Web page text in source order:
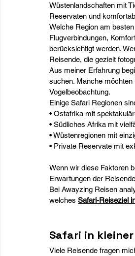
Wüstenlandschaften mit
Reservaten und
Welche Region am
Flugverbindungen,
berücksichtigt werden.
Reisende, die gezielt
Aus meiner Erfahrung
suchen. Manche
Vogelbeobachtung.
Einige Safari Regionen
• Ostafrika mit
• Südliches Afrika mit
• Wüstenregionen mit
• Private Reservate mit
Wenn wir diese Faktoren
Erwartungen der
Bei Awayzing Reisen
welches Safari-Reiseziel
Safari in
Viele Reisende fragen